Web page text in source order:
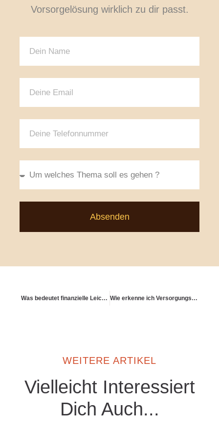
Vorsorgelösung wirklich zu dir passt.
Absenden
Was bedeutet finanzielle Leichtigkeit? Wie erkenne ich Versorgungslücken in verschiedenen Lebensphasen?
WEITERE ARTIKEL
Vielleicht Interessiert
Dich Auch...